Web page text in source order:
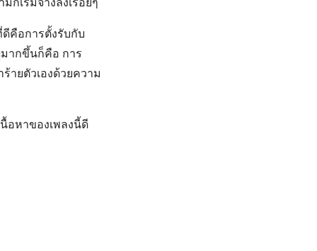
ก็เริ่มจางลงเรื่อยๆ
คือการตั้งรับกับ
มากขึ้นก็คือ การ
ายตัวเองด้วยความ
อหาของเพลงนี้ดี